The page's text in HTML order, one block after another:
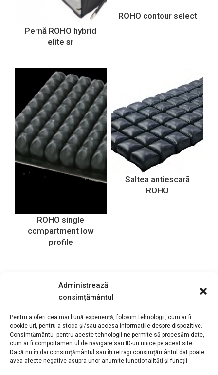
Administrează
consimțământul
Pentru a oferi cea mai bună experiență, folosim tehnologii, cum ar fi
cookie-uri, pentru a stoca și/sau accesa informațiile despre dispozitive.
Consimțământul pentru aceste tehnologii ne permite să procesăm date,
cum ar fi comportamentul de navigare sau ID-uri unice pe acest site.
Dacă nu îți dai consimțământul sau îți retragi consimțământul dat poate
avea afecte negative asupra unor anumite funcționalități și funcții.
Pernă ROHO hybrid
elite sr
ROHO contour select
ROHO single
compartment low
profile
Saltea antiescarã
ROHO
Motivation S.R.L